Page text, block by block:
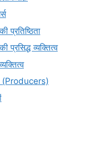
प्रतिष्ठिता
प्रसिद्ध व्यक्तित्व
(Producers)